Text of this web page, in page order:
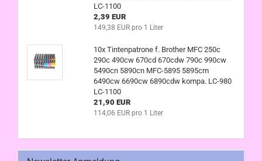
LC-1100
2,39 EUR
149,38 EUR pro 1 Liter
10x Tintenpatrone f. Brother MFC 250c
290c 490cw 670cd 670cdw 790c 990cw
5490cn 5890cn MFC-5895 5895cm
6490cw 6690cw 6890cdw kompa. LC-980
LC-1100
21,90 EUR
114,06 EUR pro 1 Liter